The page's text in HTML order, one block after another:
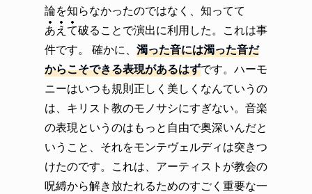
論を知らなかったのではなく、知ってて
あえて破ることで演出に利用した。これは事
件です。 確かに、 濁った音には濁った音だ
からこそできる表現があるはずです。ハーモ
ニーはいつも規則正しく美しくなんていうの
は、キリスト教のモノサシにすぎない。音楽
の表現というのはもっと自由で奥深いんだと
いうこと、それをモンテヴェルディは突きつ
けたのです。これは、アーティストが教会の
呪縛から解き放たれるためのすごく重要な一